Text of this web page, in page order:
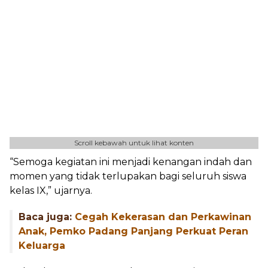
Scroll kebawah untuk lihat konten
“Semoga kegiatan ini menjadi kenangan indah dan
momen yang tidak terlupakan bagi seluruh siswa
kelas IX,” ujarnya.
Baca juga: Cegah Kekerasan dan Perkawinan
Anak, Pemko Padang Panjang Perkuat Peran
Keluarga